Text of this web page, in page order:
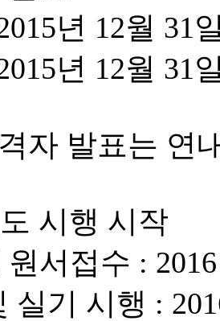
년 12월 31
년 12월 31
자 발표는 연
시행 시작
서접수 :
실기 시행 :